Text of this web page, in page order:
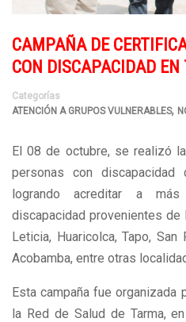
CAMPAÑA DE
CON DISCAPACIDAD
Categorías
ATENCIÓN A GRUPOS VULNERABLES,
El 08 de octubre, se realizó
personas con
logrando acreditar a
discapacidad provenientes de
Leticia, Huaricolca, Tapo,
Acobamba, entre otras
Esta campaña fue organizada
la Red de Salud de Tarma,